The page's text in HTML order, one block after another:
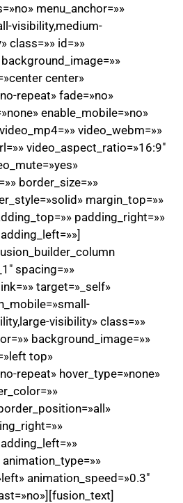
menu_anchor=»»
visibility,medium-
class=»» id=»»
center»
repeat» fade=»no»
enable_mobile=»no»
video_webm=»»
video_aspect_ratio=»16:9″
border_size=»»
margin_top=»»
padding_right=»»
spacing=»»
target=»_self»
visibility» class=»»
background_image=»»
top»
repeat» hover_type=»none»
animation_speed=»0.3″